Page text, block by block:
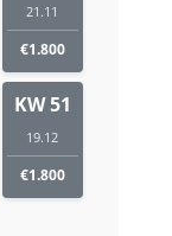
21.11
€1.800
KW 51
19.12
€1.800